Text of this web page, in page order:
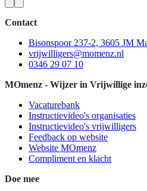
Contact
Bisonspoor 237-2, 3605 JM
vrijwilligers@momenz.nl
0346 29 07 10
MOmenz - Wijzer in Vrijwillige
Vacaturebank
Instructievideo's organisaties
Instructievideo's vrijwilligers
Feedback op website
Website MOmenz
Compliment en klacht
Doe mee